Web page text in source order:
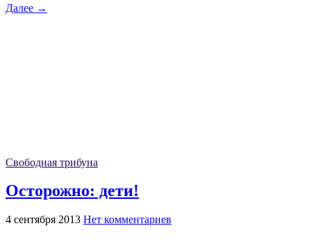
Далее →
Свободная трибуна
Осторожно: дети!
4 сентября 2013 Нет комментариев